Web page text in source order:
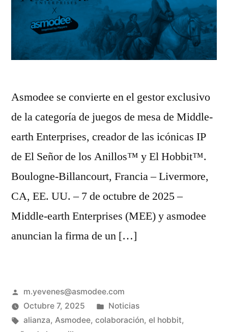
Asmodee se convierte en el gestor exclusivo
de la categoría de juegos de mesa de Middle-
earth Enterprises, creador de las icónicas IP
de El Señor de los Anillos™ y El Hobbit™.
Boulogne-Billancourt, Francia – Livermore,
CA, EE. UU. – 7 de octubre de 2025 –
Middle-earth Enterprises (MEE) y asmodee
anuncian la firma de un […]
m.yevenes@asmodee.com
Octubre 7, 2025
Noticias
alianza, Asmodee, colaboración, el hobbit,